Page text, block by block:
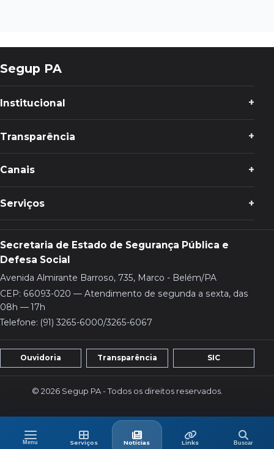
MenuMenu Serviços
ServiçosNotíciasÚltimas LinksLinks BuscarBuscar
Segup PA
Institucional
Transparência
Canais
Serviços
Secretaria de Estado de Segurança Pública e
Defesa Social
Avenida Almirante Barroso, 735, Marco - Belém/PA
CEP: 66093-020 — Atendimento de segunda a sexta, das
08h — 17h
Telefone: (91) 3265-6000/3265-6067
Ouvidoria Transparência SIC
© 2026 Segup PA - Todos os direitos reservados.